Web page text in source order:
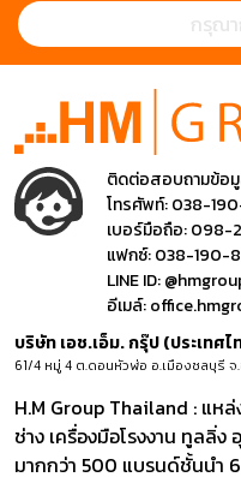
ติดต่อสอบถามข้อมู
โทรศัพท์:038-
เบอร์มือถือ:098-
แฟกซ์:038-190-
LINE ID:
อีเมล์:
บริษัท เอช.เอ็ม. กรุ๊ป (ประเทศ
61/4 หมู่ 4 ต.ดอนหัวฬ่อ อ.เมืองชลบุรี
H.M Group Thailand : แห
ช่าง เครื่องมือโรงงาน ทูลลิ่
มากกว่า 500 แบรนด์ชั้นนำ